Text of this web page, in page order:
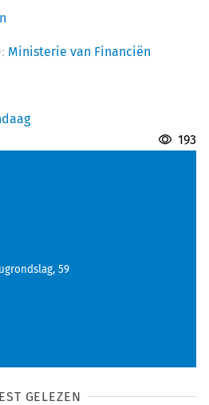
Ministerie van Financiën
193
59
GELEZEN